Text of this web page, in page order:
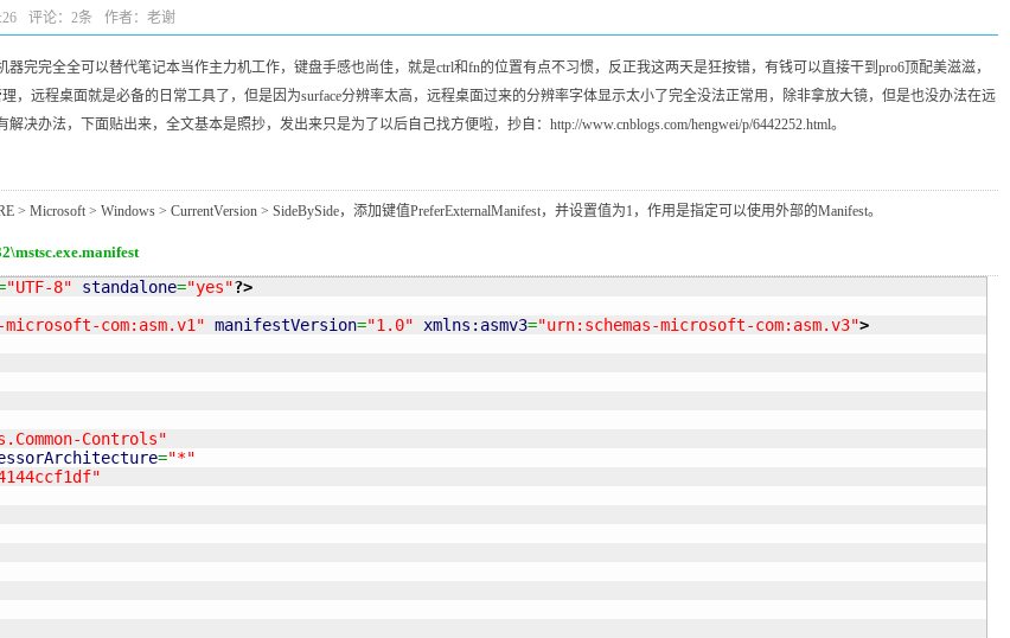
评论： 2条 作者：老谢
完完全全可以替代笔记本当作主力机工作，键盘手感也尚佳，就是ctrl和fn的位置有点不习惯，反正我这两天是狂按错，有钱可以直接干到pro6顶配美滋滋，
，远程桌面就是必备的日常工具了，但是因为surface分辨率太高，远程桌面过来的分辨率字体显示太小了完全没法正常用，除非拿放大镜，但是也没办法在远
决办法，下面贴出来，全文基本是照抄，发出来只是为了以后自己找方便啦，抄自：http://www.cnblogs.com/hengwei/p/6442252.html。
> Windows > CurrentVersion > SideBySide，添加键值PreferExternalManifest，并设置值为1，作用是指定可以使用外部的Manifest。
"UTF-8" standalone="yes"?>
microsoft-com:asm.v1" manifestVersion="1.0" xmlns:asmv3="urn:schemas-microsoft-com:asm.v3">
Controls"
="*"